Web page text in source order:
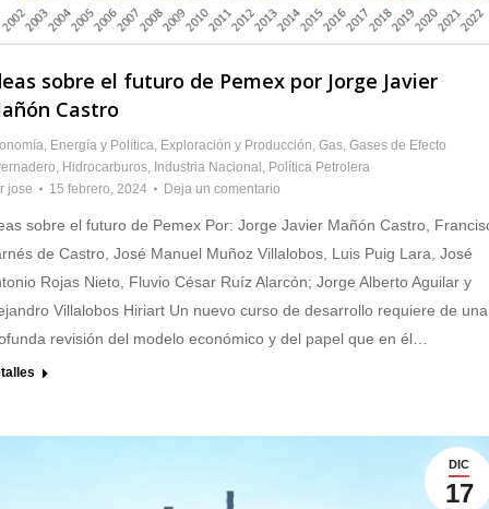
sobre el futuro de Pemex por Jorge Javier
Castro
Energía y Política Exploración y Producción Gas Gases de Efecto
Hidrocarburos Industria Nacional Política Petrolera
jose 15 febrero, 2024 Deja un comentario
sobre el futuro de Pemex Por: Jorge Javier Mañón Castro,
de Castro, José Manuel Muñoz Villalobos, Luis Puig Lara, José
Rojas Nieto, Fluvio César Ruíz Alarcón; Jorge Alberto Aguilar y
Villalobos Hiriart Un nuevo curso de desarrollo requiere de una
revisión del modelo económico y del papel que en él…
DIC
17